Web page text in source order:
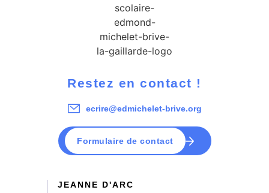
Restez en contact !
ecrire@edmichelet-brive.org
Formulaire de contact
JEANNE D'ARC